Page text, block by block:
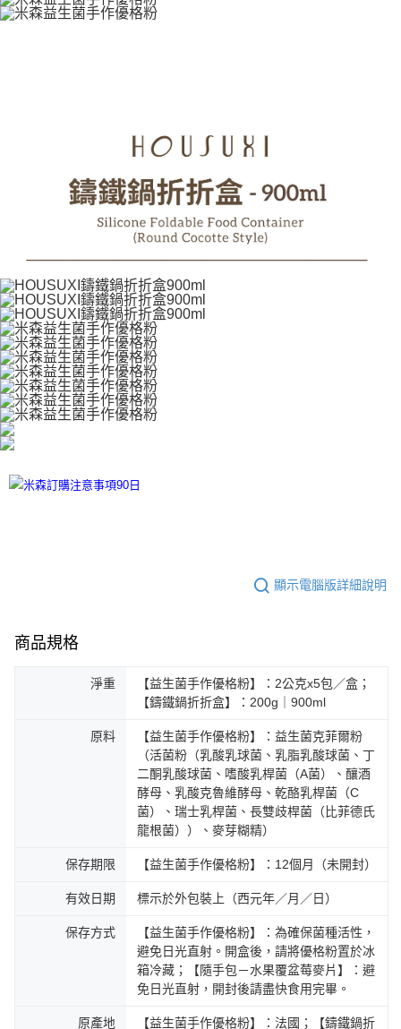
顯示電腦版詳細說明
商品規格
淨重
【益生菌手作優格粉】：2公克x5包／盒；
【鑄鐵鍋折折盒】：200g｜900ml
原料
【益生菌手作優格粉】：益生菌克菲爾粉
（活菌粉（乳酸乳球菌、乳脂乳酸球菌、丁
二酮乳酸球菌、嗜酸乳桿菌（A菌）、釀酒
酵母、乳酸克魯維酵母、乾酪乳桿菌（C
菌）、瑞士乳桿菌、長雙歧桿菌（比菲德氏
龍根菌））、麥芽糊精）
保存期限 【益生菌手作優格粉】：12個月（未開封）
有效日期 標示於外包裝上（西元年／月／日）
保存方式
【益生菌手作優格粉】：為確保菌種活性，
避免日光直射。開盒後，請將優格粉置於冰
箱冷藏；【隨手包－水果覆盆莓麥片】：避
免日光直射，開封後請盡快食用完畢。
原產地
【益生菌手作優格粉】：法國；【鑄鐵鍋折